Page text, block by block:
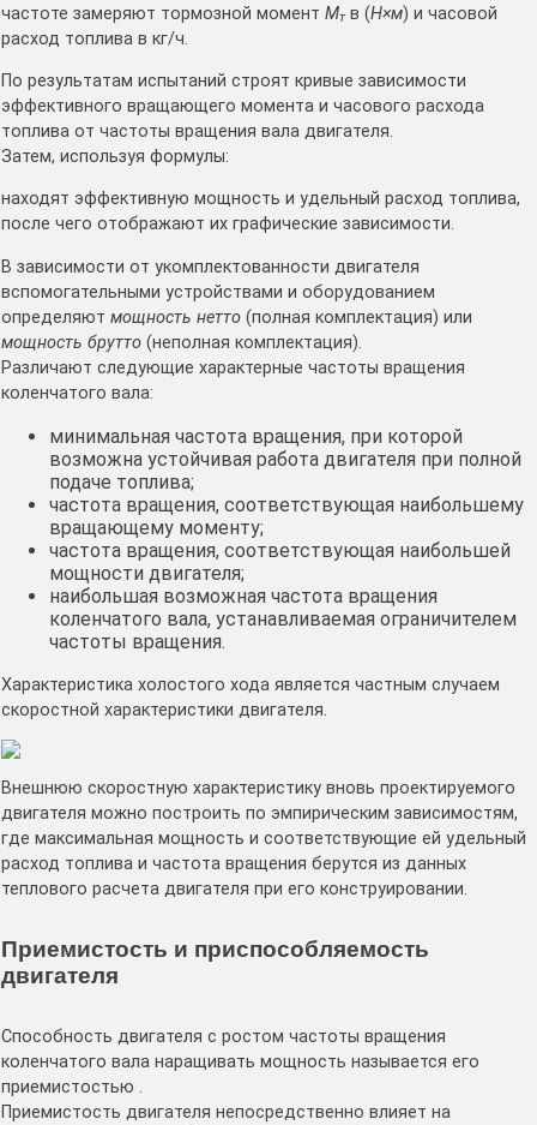
частоте замеряют тормозной момент Мтв (Н×м) и часовой
расход топлива в кг/ч.
По результатам испытаний строят кривые зависимости
эффективного вращающего момента и часового расхода
топлива от частоты вращения вала двигателя.
Затем, используя формулы:
находят эффективную мощность и удельный расход топлива,
после чего отображают их графические зависимости.
В зависимости от укомплектованности двигателя
вспомогательными устройствами и оборудованием
определяют мощность нетто (полная комплектация) или
мощность брутто (неполная комплектация).
Различают следующие характерные частоты вращения
коленчатого вала:
минимальная частота вращения, при которой
возможна устойчивая работа двигателя при полной
подаче топлива;
частота вращения, соответствующая наибольшему
вращающему моменту;
частота вращения, соответствующая наибольшей
мощности двигателя;
наибольшая возможная частота вращения
коленчатого вала, устанавливаемая ограничителем
частоты вращения.
Характеристика холостого хода является частным случаем
скоростной характеристики двигателя.
Внешнюю скоростную характеристику вновь проектируемого
двигателя можно построить по эмпирическим зависимостям,
где максимальная мощность и соответствующие ей удельный
расход топлива и частота вращения берутся из данных
теплового расчета двигателя при его конструировании.
Приемистость и приспособляемость
двигателя
Способность двигателя с ростом частоты вращения
коленчатого вала наращивать мощность называется его
приемистостью .
Приемистость двигателя непосредственно влияет на